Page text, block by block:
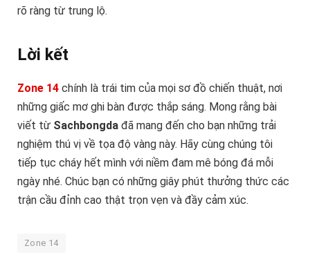
rõ ràng từ trung lộ.
Lời kết
Zone 14 chính là trái tim của mọi sơ đồ chiến thuật, nơi
những giấc mơ ghi bàn được thắp sáng. Mong rằng bài
viết từ Sachbongda đã mang đến cho bạn những trải
nghiệm thú vị về tọa độ vàng này. Hãy cùng chúng tôi
tiếp tục cháy hết mình với niềm đam mê bóng đá mỗi
ngày nhé. Chúc bạn có những giây phút thưởng thức các
trận cầu đỉnh cao thật trọn vẹn và đầy cảm xúc.
Zone 14